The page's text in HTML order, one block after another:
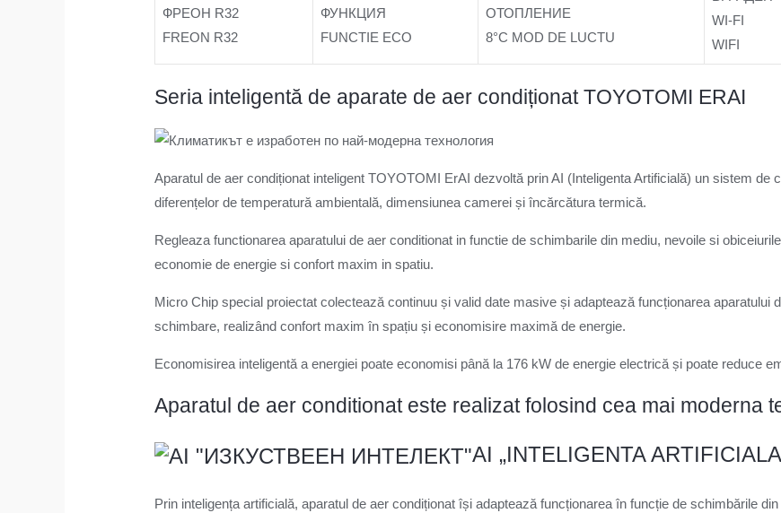
FREON R32 FUNCTIE ECO 8°C MOD DE LUCTU WIFI
Seria inteligentă de aparate de aer condiționat TOYOTOMI ERAI
Aparatul de aer condiționat inteligent TOYOTOMI ErAI dezvoltă prin AI (Inteligenta Artificială) un sistem de
diferențelor de temperatură ambientală, dimensiunea camerei și încărcătura termică.
Regleaza functionarea aparatului de aer conditionat in functie de schimbarile din mediu, nevoile si
economie de energie si confort maxim in spatiu.
Micro Chip special proiectat colectează continuu și valid date masive și adaptează funcționarea aparatului
schimbare, realizând confort maxim în spațiu și economisire maximă de energie.
Economisirea inteligentă a energiei poate economisi până la 176 kW de energie electrică și poate reduce
Aparatul de aer conditionat este realizat folosind cea mai moderna
AI „INTELIGENTA
Prin inteligența artificială, aparatul de aer condiționat își adaptează funcționarea în funcție de schimbările